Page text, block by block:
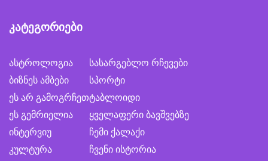
კატეგორიები
ასტროლოგია
ბიზნეს ამბები
ეს არ გამოგრჩეთ
ეს გემრიელია
ინტერვიუ
კულტურა
სასარგებლო რჩევები
სპორტი
ტაბლოიდი
ყველაფერი ბავშვებზე
ჩემი ქალაქი
ჩვენი ისტორია